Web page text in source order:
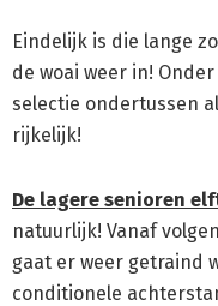
Eindelijk is die lange
de woai weer in!
selectie ondertussen
rijkelijk!
De lagere senioren
natuurlijk! Vanaf
gaat er weer getraind
conditionele